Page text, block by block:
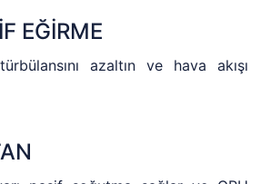
EĞİRME
azaltın ve hava akışı